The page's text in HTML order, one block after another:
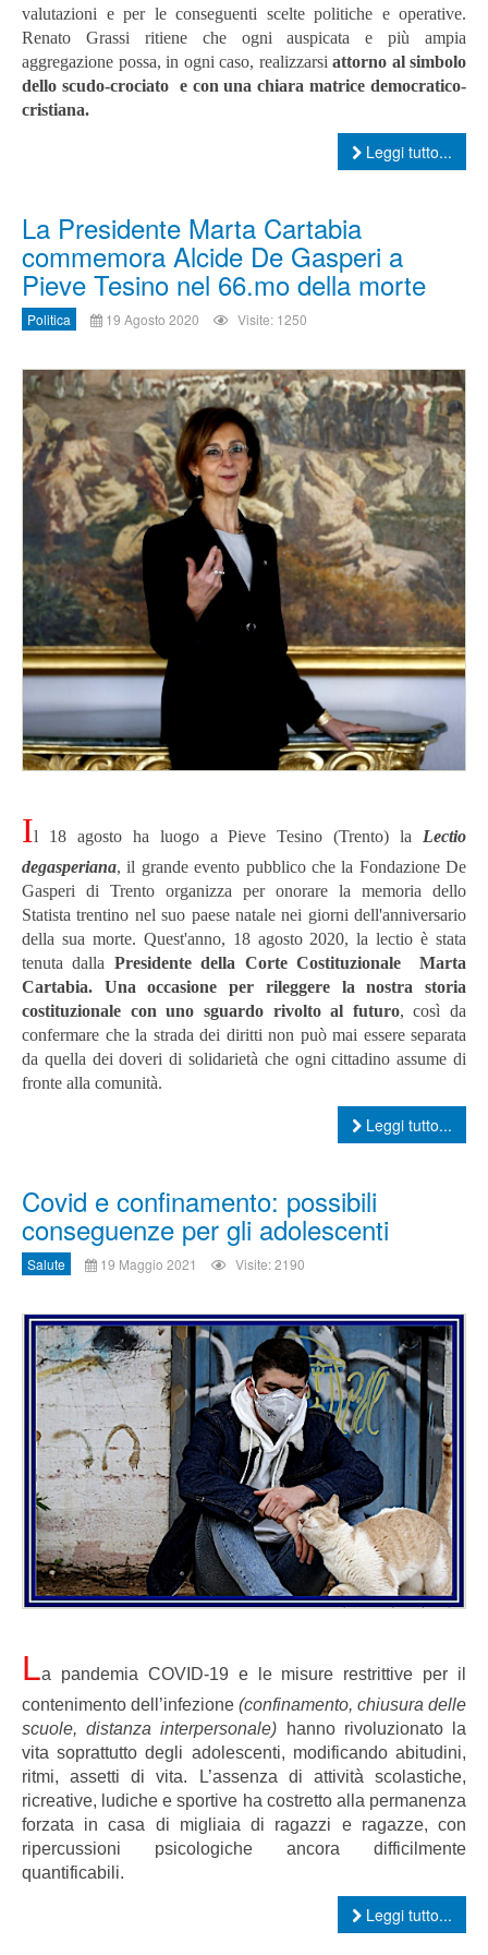
valutazioni e per le conseguenti scelte politiche e operative.
Renato Grassi ritiene che ogni auspicata e più ampia
aggregazione possa, in ogni caso, realizzarsi attorno al simbolo
dello scudo-crociato e con una chiara matrice democratico-
cristiana.
Leggi tutto...
La Presidente Marta Cartabia
commemora Alcide De Gasperi a
Pieve Tesino nel 66.mo della morte
Politica 19 Agosto 2020 Visite: 1250
Il 18 agosto ha luogo a Pieve Tesino (Trento) la Lectio
degasperiana, il grande evento pubblico che la Fondazione De
Gasperi di Trento organizza per onorare la memoria dello
Statista trentino nel suo paese natale nei giorni dell'anniversario
della sua morte. Quest'anno, 18 agosto 2020, la lectio è stata
tenuta dalla Presidente della Corte Costituzionale Marta
Cartabia. Una occasione per rileggere la nostra storia
costituzionale con uno sguardo rivolto al futuro, così da
confermare che la strada dei diritti non può mai essere separata
da quella dei doveri di solidarietà che ogni cittadino assume di
fronte alla comunità.
Leggi tutto...
Covid e confinamento: possibili
conseguenze per gli adolescenti
Salute 19 Maggio 2021 Visite: 2190
La pandemia COVID-19 e le misure restrittive per il
contenimento dell’infezione (confinamento, chiusura delle
scuole, distanza interpersonale) hanno rivoluzionato la
vita soprattutto degli adolescenti, modificando abitudini,
ritmi, assetti di vita. L’assenza di attività scolastiche,
ricreative, ludiche e sportive ha costretto alla permanenza
forzata in casa di migliaia di ragazzi e ragazze, con
ripercussioni psicologiche ancora difficilmente
quantificabili.
Leggi tutto...